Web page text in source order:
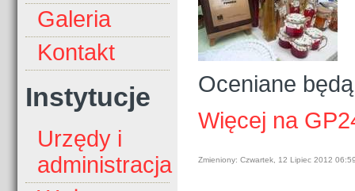
Galeria
Kontakt
Instytucje
Urzędy i
administracja
Oceniane
Więcej na
Zmieniony: Czwartek, 12 Lipiec 2012